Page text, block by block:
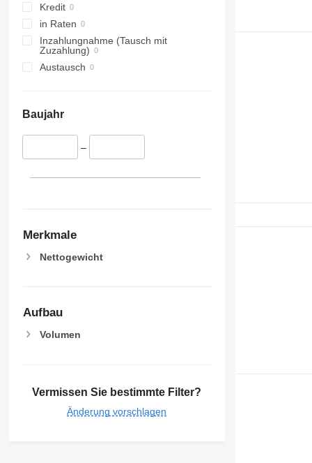
Kredit
in Raten
Inzahlungnahme (Tausch mit
Zuzahlung)
Austausch
Baujahr
–
Merkmale
Nettogewicht
Aufbau
Volumen
Vermissen Sie bestimmte Filter?
Änderung vorschlagen